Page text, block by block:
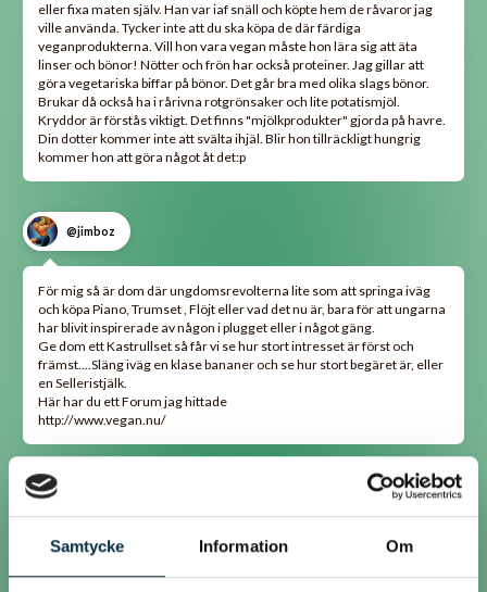
Samtycke Information Om
eller fixa maten själv. Han var iaf snäll och köpte hem de råvaror jag
ville använda. Tycker inte att du ska köpa de där färdiga
veganprodukterna. Vill hon vara vegan måste hon lära sig att äta
linser och bönor! Nötter och frön har också proteiner. Jag gillar att
göra vegetariska biffar på bönor. Det går bra med olika slags bönor.
Brukar då också ha i rårivna rotgrönsaker och lite potatismjöl.
Kryddor är förstås viktigt. Det finns "mjölkprodukter" gjorda på havre.
Din dotter kommer inte att svälta ihjäl. Blir hon tillräckligt hungrig
kommer hon att göra något åt det:p
@jimboz
För mig så är dom där ungdomsrevolterna lite som att springa iväg
och köpa Piano, Trumset , Flöjt eller vad det nu är, bara för att ungarna
har blivit inspirerade av någon i plugget eller i något gäng.
Ge dom ett Kastrullset så får vi se hur stort intresset är först och
främst....Släng iväg en klase bananer och se hur stort begäret är, eller
en Selleristjälk.
Här har du ett Forum jag hittade
http://www.vegan.nu/
Vilket besvärligt problem ni fått! ! :(Det låter som om du måste sätta
gränser här nu mot henne. Du verkar ju redan ha försökt att hitta mat